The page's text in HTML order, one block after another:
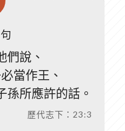
們說、
當作王、
孫所應許的話。
歷代志下：23:3